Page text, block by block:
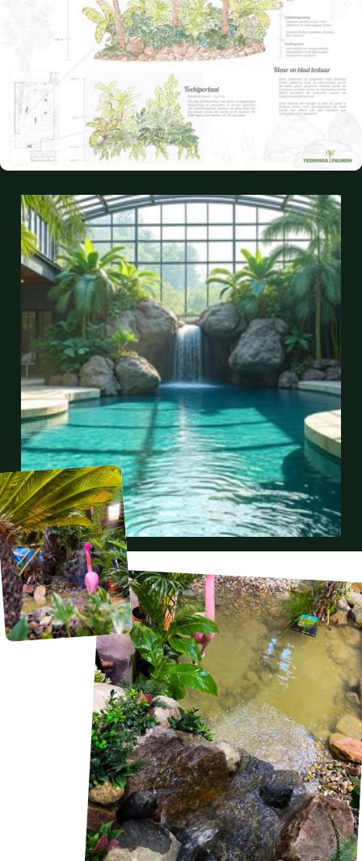
Theskyisthelimit.
Pagina 1
Pagina 2
Pagina 3
Pagina 4
Pagina 5